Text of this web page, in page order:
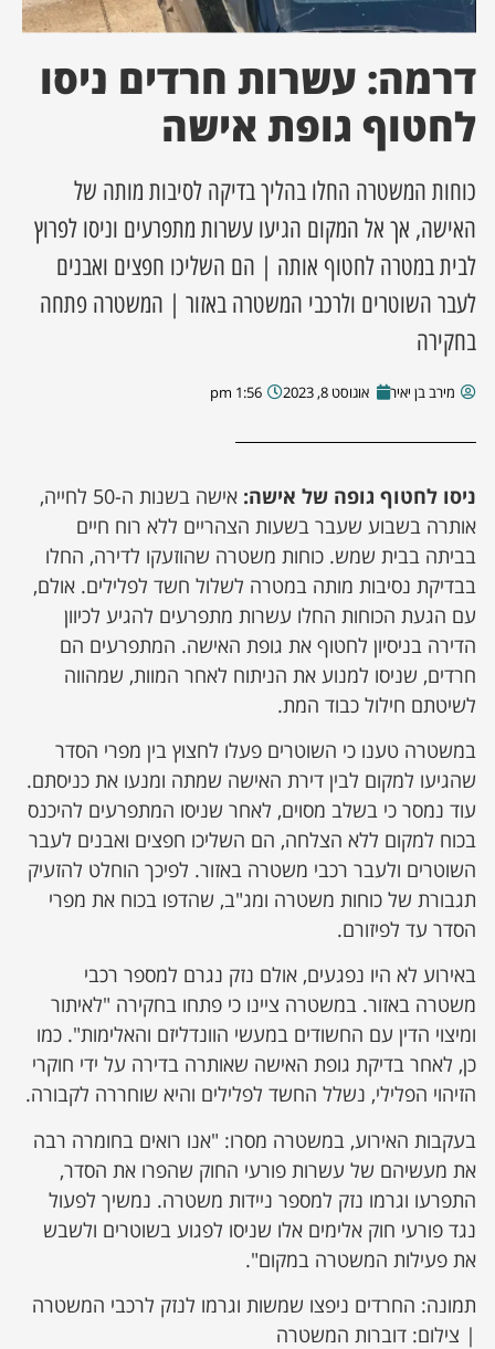
השבוע
מקומית
דרמה: עשרות חרדים ניסו
לחטוף גופת אישה
כוחות המשטרה החלו בהליך בדיקה לסיבות מותה של
האישה, אך אל המקום הגיעו עשרות מתפרעים וניסו לפרוץ
לבית במטרה לחטוף אותה | הם השליכו חפצים ואבנים
לעבר השוטרים ולרכבי המשטרה באזור | המשטרה פתחה
בחקירה
מירב בן יאיר אוגוסט 8, 2023 1:56 pm
ניסו לחטוף גופה של אישה:
אישה בשנות ה-50 לחייה,
אותרה בשבוע שעבר בשעות הצהריים ללא רוח חיים
בביתה בבית שמש. כוחות משטרה שהוזעקו לדירה, החלו
בבדיקת נסיבות מותה במטרה לשלול חשד לפלילים. אולם,
עם הגעת הכוחות החלו עשרות מתפרעים להגיע לכיוון
הדירה בניסיון לחטוף את גופת האישה. המתפרעים הם
חרדים, שניסו למנוע את הניתוח לאחר המוות, שמהווה
לשיטתם חילול כבוד המת.
במשטרה טענו כי השוטרים פעלו לחצוץ בין מפרי הסדר
שהגיעו למקום לבין דירת האישה שמתה ומנעו את כניסתם.
עוד נמסר כי בשלב מסוים, לאחר שניסו המתפרעים להיכנס
בכוח למקום ללא הצלחה, הם השליכו חפצים ואבנים לעבר
השוטרים ולעבר רכבי משטרה באזור. לפיכך הוחלט להזעיק
תגבורת של כוחות משטרה ומג"ב, שהדפו בכוח את מפרי
הסדר עד לפיזורם.
באירוע לא היו נפגעים, אולם נזק נגרם למספר רכבי
משטרה באזור. במשטרה ציינו כי פתחו בחקירה "לאיתור
ומיצוי הדין עם החשודים במעשי הוונדליזם והאלימות". כמו
כן, לאחר בדיקת גופת האישה שאותרה בדירה על ידי חוקרי
הזיהוי הפלילי, נשלל החשד לפלילים והיא שוחררה לקבורה.
בעקבות האירוע, במשטרה מסרו: "אנו רואים בחומרה רבה
את מעשיהם של עשרות פורעי החוק שהפרו את הסדר,
התפרעו וגרמו נזק למספר ניידות משטרה. נמשיך לפעול
נגד פורעי חוק אלימים אלו שניסו לפגוע בשוטרים ולשבש
את פעילות המשטרה במקום".
תמונה: החרדים ניפצו שמשות וגרמו לנזק לרכבי המשטרה
| צילום: דוברות המשטרה